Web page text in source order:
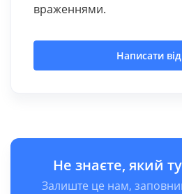
враженнями.
Написати
Не знаєте, який
Залиште це нам,